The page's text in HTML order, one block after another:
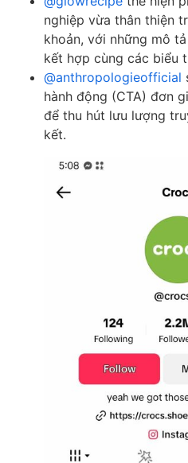
nghiệp vừa thân thiện
khoản, với những mô
kết hợp cùng các biểu
@anthropologieofficial
hành động (CTA) đơn
để thu hút lưu lượng
kết.